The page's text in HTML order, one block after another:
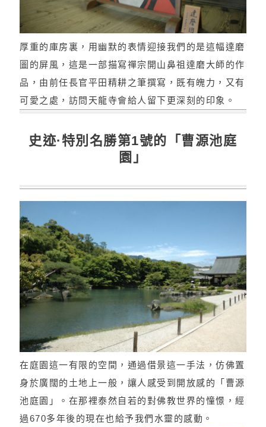
厚重的庫房裏，用幽默的表情迎接我們的是這幅達磨
圖的屏風，這是一部描寫禪宗開山鼻祖達磨大師的作
品，由前任長官平田精耕之筆撰寫，既有魄力，又有
可愛之處，訪問天龍寺會給人留下更深刻的印象。
史迹·特別名勝第1號的「曹源池庭
園」
在庭園這一有限的空間，通過借景這一手法，仿佛置
身於廣闊的土地上一般，讓人感受到開放感的「曹源
池庭園」。在那裡泰然自若的對佛教世界的憧憬，經
過670多年後的現在也給予我們水靈的感動。